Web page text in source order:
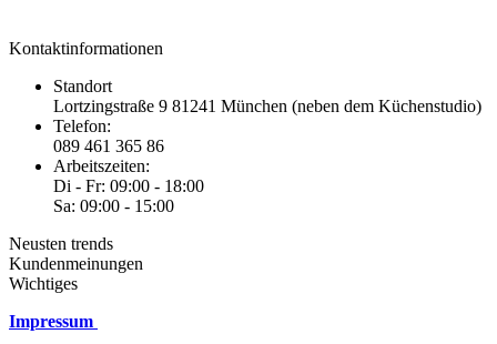
Kontaktinformationen
Standort
Lortzingstraße 9 81241 München (neben dem Küchenstudio)
Telefon:
089 461 365 86
Arbeitszeiten:
Di - Fr: 09:00 - 18:00
Sa: 09:00 - 15:00
Neusten trends
Kundenmeinungen
Wichtiges
Impressum